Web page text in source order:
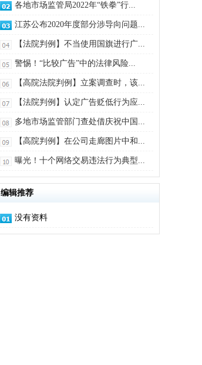
各地市场监管局2022年“铁拳”行...
江苏公布2020年度部分涉导向问题...
【法院判例】不当使用国旗进行广...
警惕！“比较广告”中的法律风险...
【高院法院判例】立案调查时，该...
【法院判例】认定广告贬低行为应...
多地市场监管部门查处借庆祝中国...
【高院判例】在公司走廊图片中和...
曝光！十个网络交易违法行为典型...
编辑推荐
没有资料